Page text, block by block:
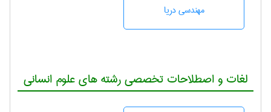
مهندسی دریا
لغات و اصطلاحات تخصصی رشته های علوم انسانی